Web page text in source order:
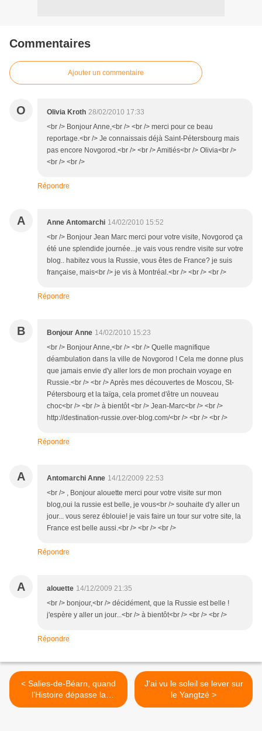
Commentaires
Ajouter un commentaire
O Olivia Kroth 28/02/2010 17:33
<br /> Bonjour Anne,<br /> <br /> merci pour ce beau
reportage.<br /> Je connaissais déjà Saint-Pétersbourg mais
pas encore Novgorod.<br /> <br /> Amitiés<br /> Olivia<br />
<br /> <br />
Répondre
A Anne Antomarchi 14/02/2010 15:52
<br /> Bonjour Jean Marc merci pour votre visite, Novgorod ça
été une splendide journée...je vais vous rendre visite sur votre
blog.. habitez vous la Russie, vous êtes de France? je suis
française, mais<br /> je vis à Montréal.<br /> <br /> <br />
Répondre
B Bonjour Anne 14/02/2010 15:23
<br /> Bonjour Anne,<br /> <br /> Quelle magnifique
déambulation dans la ville de Novgorod ! Cela me donne plus
que jamais envie d'y aller lors de mon prochain voyage en
Russie.<br /> <br /> Après mes découvertes de Moscou, St-
Pétersbourg et la taïga, cela promet d'être un nouveau
choc<br /> <br /> à bientôt <br /> Jean-Marc<br /> <br />
http://destination-russie.over-blog.com/<br /> <br /> <br />
Répondre
A Antomarchi Anne 14/12/2009 22:53
<br /> , Bonjour alouette merci pour votre visite sur mon
blog,oui la russie est belle, je vous<br /> souhaite d'y aller un
jour... vous serez éblouie! je vais faire un tour sur votre site, la
France est belle aussi.<br /> <br /> <br />
Répondre
A alouette 14/12/2009 21:35
<br /> bonjour,<br /> décidément, que la Russie est belle !
j'espère y aller un jour...<br /> à bientôt<br /> <br /> <br />
Répondre
< Salies-de-Béarn, quand
l’Histoire dépasse la
Légende
J'ai vu le soleil se lever sur
le Yangtzé >